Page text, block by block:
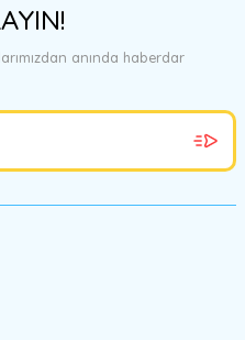
anında haberdar